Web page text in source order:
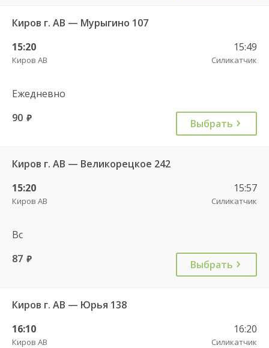
Киров г. АВ — Мурыгино 107
15:20
Киров АВ
15:49
Силикатчик
Ежедневно
90 руб. Выбрать
Киров г. АВ — Великорецкое 242
15:20
Киров АВ
15:57
Силикатчик
Вс
87 руб. Выбрать
Киров г. АВ — Юрья 138
16:10
Киров АВ
16:20
Силикатчик